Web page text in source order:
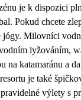
je k dispozici
Pokud chcete
Milovníci
lyžováním,
na katamaránu a
je také
výlety s